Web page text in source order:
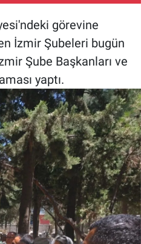
görevine
İzmir Şubeleri bugün
Şube Başkanları ve
yaptı.